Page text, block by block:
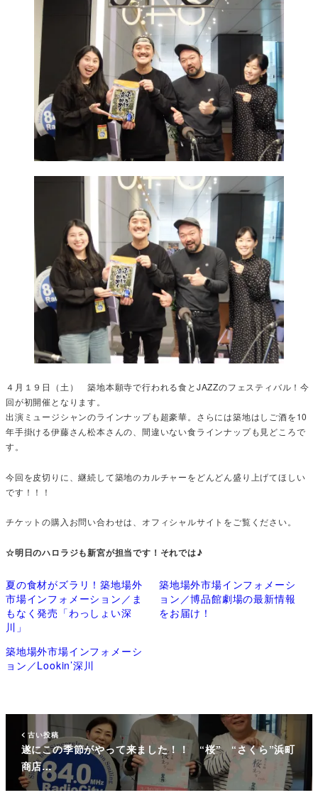
４月１９日（土） 築地本願寺で行われる食とJAZZのフェスティバル！今
回が初開催となります。
出演ミュージシャンのラインナップも超豪華。さらには築地はしご酒を10
年手掛ける伊藤さん松本さんの、間違いない食ラインナップも見どころで
す。
今回を皮切りに、継続して築地のカルチャーをどんどん盛り上げてほしい
です！！！
チケットの購入お問い合わせは、オフィシャルサイトをご覧ください。
☆明日のハロラジも新宮が担当です！それでは♪
夏の食材がズラリ！築地場外
市場インフォメーション／ま
もなく発売「わっしょい深
川」
築地場外市場インフォメーシ
ョン／博品館劇場の最新情報
をお届け！
築地場外市場インフォメーシ
ョン／Lookin’深川
古い投稿
遂にこの季節がやって来ました！！ “桜” “さくら”浜町
商店…